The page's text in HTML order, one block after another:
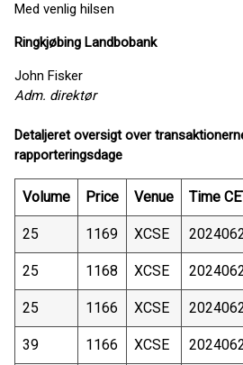
Med venlig hilsen
Ringkjøbing Landbobank
John Fisker
Adm. direktør
Detaljeret oversigt over
rapporteringsdage
Volume Price Venue Time
25 1169 XCSE
25 1168 XCSE
25 1166 XCSE
39 1166 XCSE